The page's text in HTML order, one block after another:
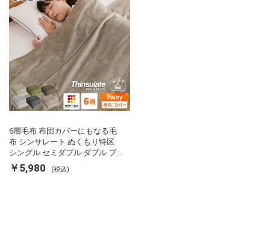
6層毛布 布団カバーにもなる毛
布 シンサレート ぬくもり特区
シングル セミダブル ダブル ブ
ランケット 掛け布団カバー フラ
ンネル 保温 蓄熱 吸湿 発熱 断熱
￥5,980 (税込)